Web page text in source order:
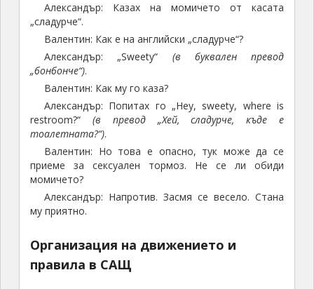
Александър: Казах на момичето от касата
„сладурче“.
Валентин: Как е на английски „сладурче“?
Александър: „Sweety“ (в буквален превод
„бонбонче“).
Валентин: Как му го каза?
Александър: Попитах го „Hey, sweety, where is
restroom?“ (в превод „Хей, сладурче, къде е
тоалетната?“).
Валентин: Но това е опасно, тук може да се
приеме за сексуален тормоз. Не се ли обиди
момичето?
Александър: Напротив. Засмя се весело. Стана
му приятно.
Организация на движението и
правила в САЩ